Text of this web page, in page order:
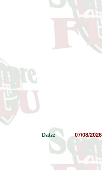
Data: 07/08/2026